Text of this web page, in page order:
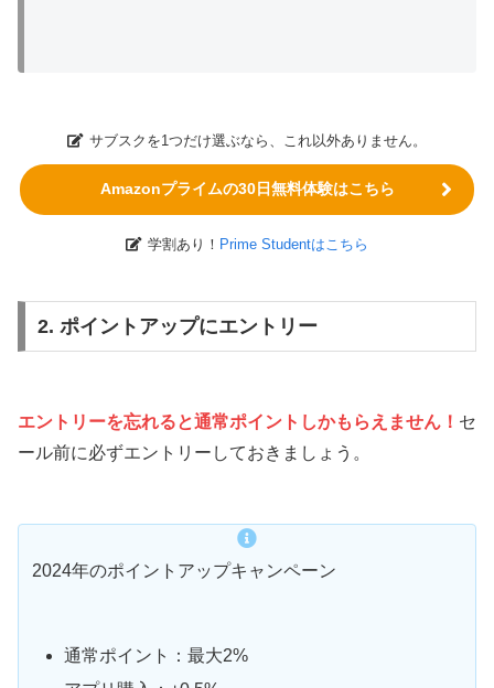
サブスクを1つだけ選ぶなら、これ以外ありません。
Amazonプライムの30日無料体験はこちら
学割あり！ Prime Studentはこちら
2. ポイントアップにエントリー
エントリーを忘れると通常ポイントしかもらえません！ セ
ール前に必ずエントリーしておきましょう。
2024年のポイントアップキャンペーン
通常ポイント：最大2%